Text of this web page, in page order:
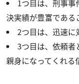
1つ目は、刑事
決実績が豊富である
2つ目は、迅速に
3つ目は、依頼者
親身になってくれる